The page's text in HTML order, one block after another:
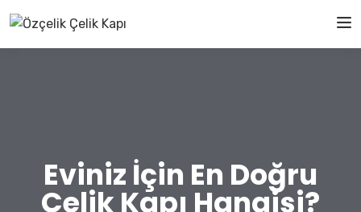
Eviniz İçin En Doğru
Çelik Kapı Hangisi?